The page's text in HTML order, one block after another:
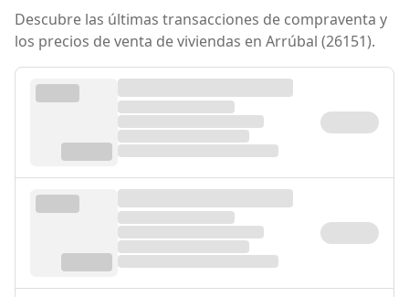
Descubre las últimas transacciones de compraventa y
los precios de venta de viviendas en Arrúbal (26151).